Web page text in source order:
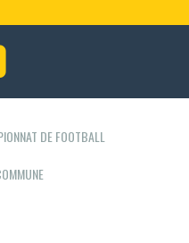
DE FOOTBALL